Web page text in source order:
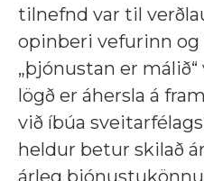
tilnefnd var til
opinberi vefurinn og
„þjónustan er
lögð er áhersla á
við íbúa
heldur betur skilað